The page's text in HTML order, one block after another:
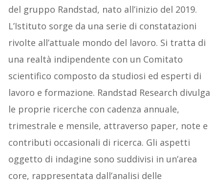
del gruppo Randstad, nato all’inizio del 2019.
L’Istituto sorge da una serie di constatazioni
rivolte all’attuale mondo del lavoro. Si tratta di
una realtà indipendente con un Comitato
scientifico composto da studiosi ed esperti di
lavoro e formazione. Randstad Research divulga
le proprie ricerche con cadenza annuale,
trimestrale e mensile, attraverso paper, note e
contributi occasionali di ricerca. Gli aspetti
oggetto di indagine sono suddivisi in un’area
core, rappresentata dall’analisi delle